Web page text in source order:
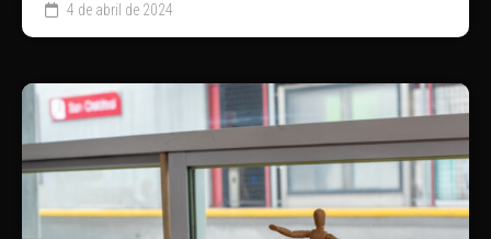
4 de abril de 2024